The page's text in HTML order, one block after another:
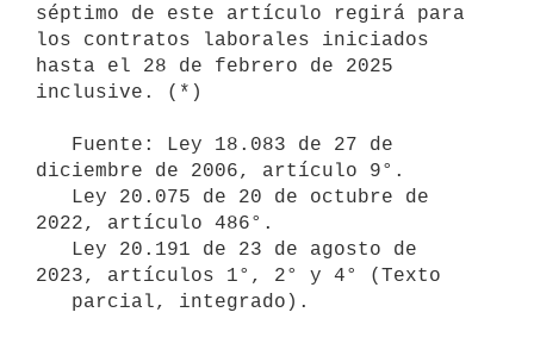
séptimo de este artículo regirá para
los contratos laborales iniciados
hasta el 28 de febrero de 2025
inclusive. (*)
diciembre de 2006, artículo 9°.
2022, artículo 486°.
2023, artículos 1°, 2° y 4° (Texto
   parcial, integrado).